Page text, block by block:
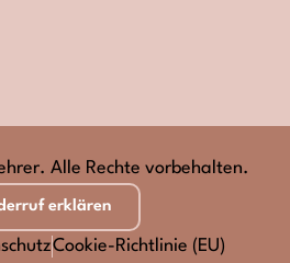
Alle Rechte vorbehalten.
erklären
Cookie-Richtlinie (EU)